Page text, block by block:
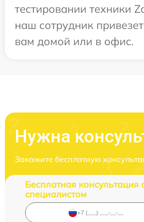
тестировании техники
наш сотрудник
вам домой или в офис.
Нужна
Закажите бесплатную
Бесплатная консультация
специалистом